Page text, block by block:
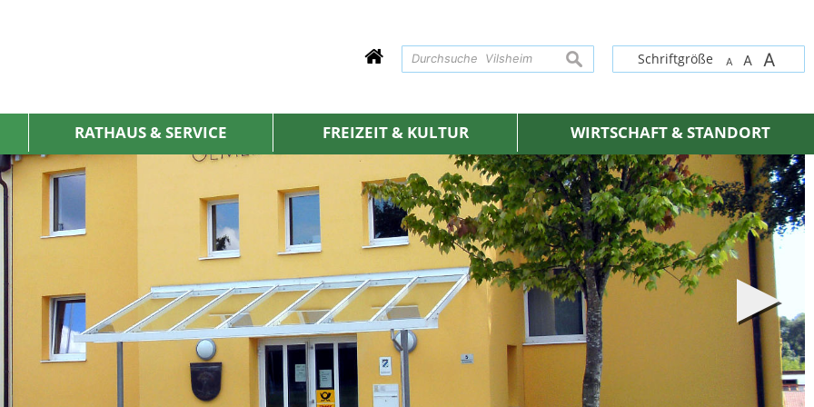
Schriftgröße A A A
suchen
RATHAUS & SERVICE FREIZEIT & KULTUR WIRTSCHAFT & STANDORT